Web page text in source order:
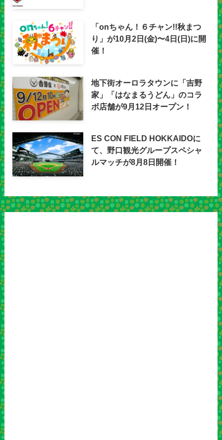
「onちゃん！６チャン!!秋まつ
り」が10月2日(金)〜4日(日)に開
催！
地下街オーロラタウンに「吉野
家」「はなまるうどん」のコラ
ボ店舗が9月12日オープン！
ES CON FIELD HOKKAIDOに
て、野口観光グループスペシャ
ルマッチが8月8日開催！